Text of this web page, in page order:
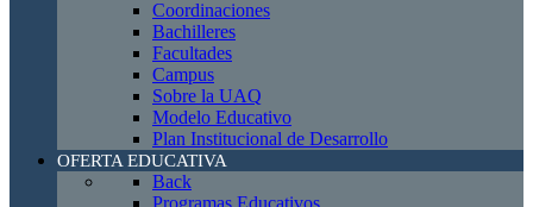
Coordinaciones
Bachilleres
Facultades
Campus
Sobre la UAQ
Modelo Educativo
Plan Institucional de Desarrollo
OFERTA EDUCATIVA
Back
Programas Educativos